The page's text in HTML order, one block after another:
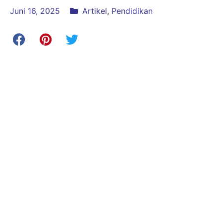
Juni 16, 2025 Artikel, Pendidikan